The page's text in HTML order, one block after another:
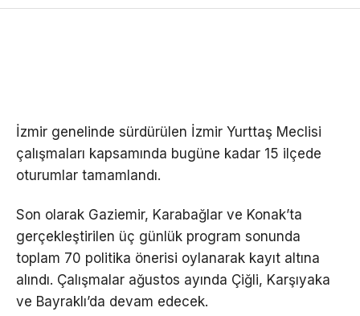
İzmir genelinde sürdürülen İzmir Yurttaş Meclisi
çalışmaları kapsamında bugüne kadar 15 ilçede
oturumlar tamamlandı.
Son olarak Gaziemir, Karabağlar ve Konak’ta
gerçekleştirilen üç günlük program sonunda
toplam 70 politika önerisi oylanarak kayıt altına
alındı. Çalışmalar ağustos ayında Çiğli, Karşıyaka
ve Bayraklı’da devam edecek.